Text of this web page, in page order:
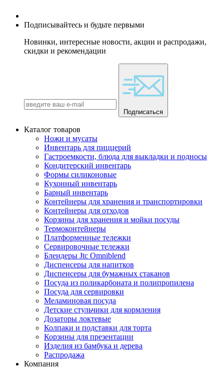
Подписывайтесь и будьте первыми
Новинки, интересные новости, акции и распродажи,
скидки и рекомендации
Подписаться
Каталог товаров
Ножи и мусаты
Инвентарь для пиццерий
Гастроемкости, блюда для выкладки и подносы
Кондитерский инвентарь
Формы силиконовые
Кухонный инвентарь
Барный инвентарь
Контейнеры для хранения и транспортировки
Контейнеры для отходов
Корзины для хранения и мойки посуды
Термоконтейнеры
Платформенные тележки
Сервировочные тележки
Блендеры Jtc Omniblend
Диспенсеры для напитков
Диспенсеры для бумажных стаканов
Посуда из поликарбоната и полипропилена
Посуда для сервировки
Меламиновая посуда
Детские стульчики для кормления
Дозаторы локтевые
Колпаки и подставки для торта
Корзины для презентации
Изделия из бамбука и дерева
Распродажа
Компания